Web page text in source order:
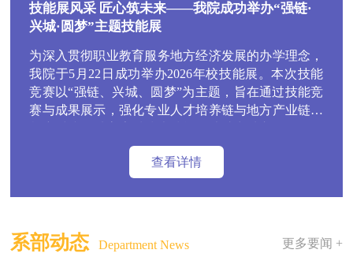
技能展风采 匠心筑未来——我院成功举办“强链·
兴城·圆梦”主题技能展
为深入贯彻职业教育服务地方经济发展的办学理念，
我院于5月22日成功举办2026年校技能展。本次技能
竞赛以“强链、兴城、圆梦”为主题，旨在通过技能竞
赛与成果展示，强化专业人才培养链与地方产业链的
助每一位学子在技能成才的道路上实现人生梦想。
查看详情
系部动态 Department News 更多要闻 +